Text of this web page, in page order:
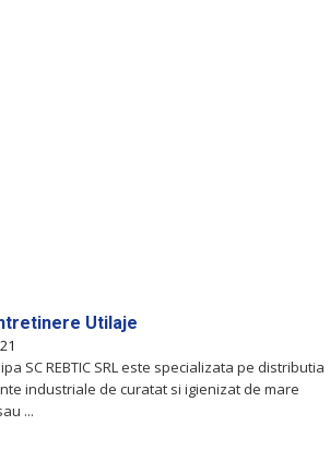
Utilaje
SC REBTIC SRL este specializata pe distributia
industriale de curatat si igienizat de mare
...